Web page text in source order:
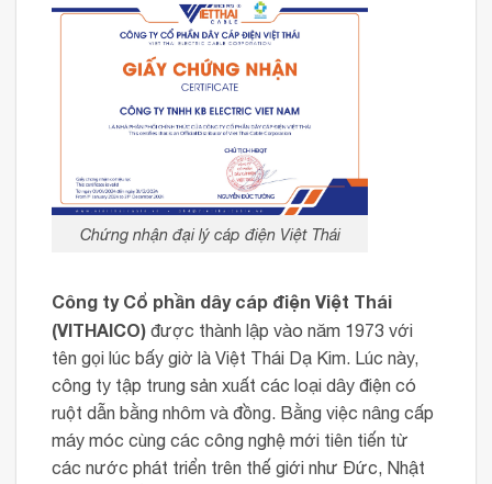
Chứng nhận đại lý cáp điện Việt Thái
Công ty Cổ phần dây cáp điện Việt Thái
(VITHAICO) được thành lập vào năm 1973 với
tên gọi lúc bấy giờ là Việt Thái Dạ Kim. Lúc này,
công ty tập trung sản xuất các loại dây điện có
ruột dẫn bằng nhôm và đồng. Bằng việc nâng cấp
máy móc cùng các công nghệ mới tiên tiến từ
các nước phát triển trên thế giới như Đức, Nhật